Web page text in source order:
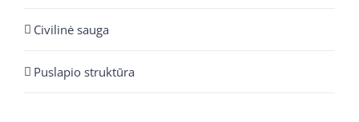
Civilinė sauga
Puslapio struktūra